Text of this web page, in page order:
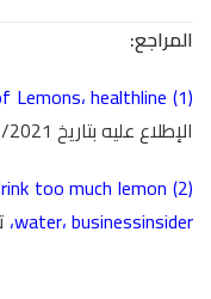
المراجع:
(1)
Lemons،healthline
الإطلاع عليه بتاريخ 4/9/2021 بتصرف.
(2)
too much lemon
water،businessinsider ،